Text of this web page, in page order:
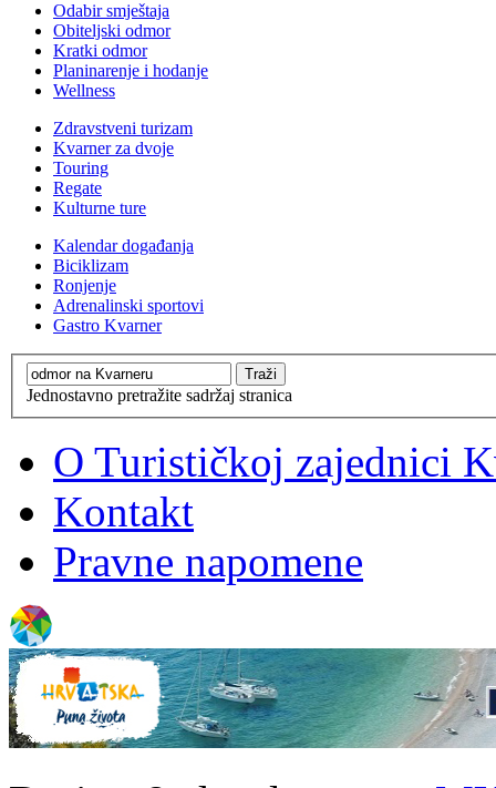
Odabir smještaja
Obiteljski odmor
Kratki odmor
Planinarenje i hodanje
Wellness
Zdravstveni turizam
Kvarner za dvoje
Touring
Regate
Kulturne ture
Kalendar događanja
Biciklizam
Ronjenje
Adrenalinski sportovi
Gastro Kvarner
Jednostavno pretražite sadržaj stranica
O Turističkoj zajednici
Kontakt
Pravne napomene